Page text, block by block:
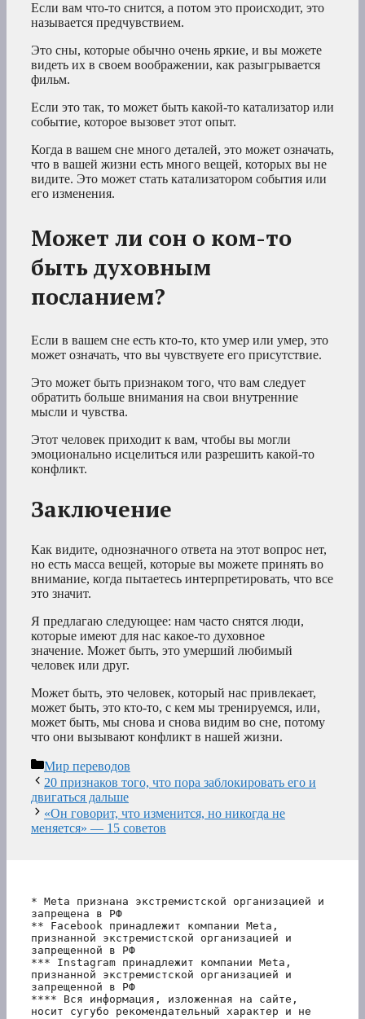
Если вам что-то снится, а потом это происходит, это
называется предчувствием.
Это сны, которые обычно очень яркие, и вы можете
видеть их в своем воображении, как разыгрывается
фильм.
Если это так, то может быть какой-то катализатор или
событие, которое вызовет этот опыт.
Когда в вашем сне много деталей, это может означать,
что в вашей жизни есть много вещей, которых вы не
видите. Это может стать катализатором события или
его изменения.
Может ли сон о ком-то
быть духовным
посланием?
Если в вашем сне есть кто-то, кто умер или умер, это
может означать, что вы чувствуете его присутствие.
Это может быть признаком того, что вам следует
обратить больше внимания на свои внутренние
мысли и чувства.
Этот человек приходит к вам, чтобы вы могли
эмоционально исцелиться или разрешить какой-то
конфликт.
Заключение
Как видите, однозначного ответа на этот вопрос нет,
но есть масса вещей, которые вы можете принять во
внимание, когда пытаетесь интерпретировать, что все
это значит.
Я предлагаю следующее: нам часто снятся люди,
которые имеют для нас какое-то духовное
значение. Может быть, это умерший любимый
человек или друг.
Может быть, это человек, который нас привлекает,
может быть, это кто-то, с кем мы тренируемся, или,
может быть, мы снова и снова видим во сне, потому
что они вызывают конфликт в нашей жизни.
Рубрики
Мир переводов
20 признаков того, что пора заблокировать его и
двигаться дальше
«Он говорит, что изменится, но никогда не
меняется» — 15 советов
* Meta признана экстремистской организацией и
запрещена в РФ
** Facebook принадлежит компании Meta,
признанной экстремистской организацией и
запрещенной в РФ
*** Instagram принадлежит компании Meta,
признанной экстремистской организацией и
запрещенной в РФ
**** Вся информация, изложенная на сайте,
носит сугубо рекомендательный характер и не